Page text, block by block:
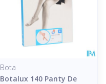
Bota
Botalux 140 Panty De